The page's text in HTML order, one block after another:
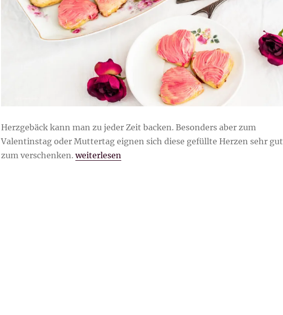
Herzgebäck kann man zu jeder Zeit backen. Besonders aber zum
Valentinstag oder Muttertag eignen sich diese gefüllte Herzen sehr gut
zum verschenken.„Gefüllte Herzen“
weiterlesen